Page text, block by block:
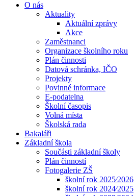
O nás
Aktuality
Aktuální zprávy
Akce
Zaměstnanci
Organizace školního roku
Plán činnosti
Datová schránka, IČO
Projekty
Povinné informace
E-podatelna
Školní časopis
Volná místa
Školská rada
Bakaláři
Základní škola
Součásti základní školy
Plán činností
Fotogalerie ZŠ
školní rok 2025⁄2026
školní rok 2024⁄2025